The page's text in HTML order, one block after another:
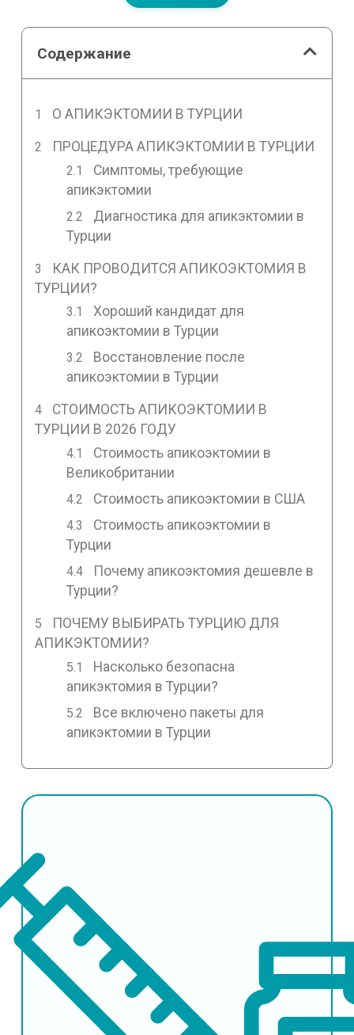
Содержание
О АПИКЭКТОМИИ В ТУРЦИИ
ПРОЦЕДУРА АПИКЭКТОМИИ В ТУРЦИИ
Симптомы, требующие
апикэктомии
Диагностика для апикэктомии в
Турции
КАК ПРОВОДИТСЯ АПИКОЭКТОМИЯ В
ТУРЦИИ?
Хороший кандидат для
апикоэктомии в Турции
Восстановление после
апикоэктомии в Турции
СТОИМОСТЬ АПИКОЭКТОМИИ В
ТУРЦИИ В 2026 ГОДУ
Стоимость апикоэктомии в
Великобритании
Стоимость апикоэктомии в США
Стоимость апикоэктомии в
Турции
Почему апикоэктомия дешевле в
Турции?
ПОЧЕМУ ВЫБИРАТЬ ТУРЦИЮ ДЛЯ
АПИКЭКТОМИИ?
Насколько безопасна
апикэктомия в Турции?
Все включено пакеты для
апикэктомии в Турции